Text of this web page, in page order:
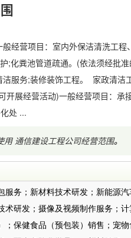
经营项目：室内外保洁清洗工
;化粪池管道疏通。(依法须经批
服务;装修装饰工程。 家政清
开展经营活动)一般经营项目：
处 ...
用 通信建设工程公司经营范围。
服务；新材料技术研发；新能源
术研发；摄像及视频制作服务；
；保健食品（预包装）销售；宠